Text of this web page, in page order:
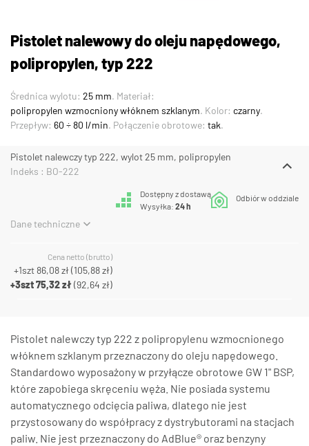
Pistolet nalewowy do oleju napędowego,
polipropylen, typ 222
Średnica wylotu: 25 mm. Materiał:
polipropylen wzmocniony włóknem szklanym. Kolor: czarny.
Przepływ: 60 ÷ 80 l/min. Połączenie obrotowe: tak.
Pistolet nalewczy typ 222, wylot 25 mm, polipropylen
Indeks : BO-222
Dostępny z dostawą
Wysyłka: 24 h
Odbiór w oddziale
Dane techniczne
Cena netto (brutto)
+1szt 86,08 zł(105,88 zł)
+3szt75,32 zł(92,64 zł)
Pistolet nalewczy typ 222 z polipropylenu wzmocnionego
włóknem szklanym przeznaczony do oleju napędowego.
Standardowo wyposażony w przyłącze obrotowe GW 1" BSP,
które zapobiega skręceniu węża. Nie posiada systemu
automatycznego odcięcia paliwa, dlatego nie jest
przystosowany do współpracy z dystrybutorami na stacjach
paliw. Nie jest przeznaczony do AdBlue® oraz benzyny